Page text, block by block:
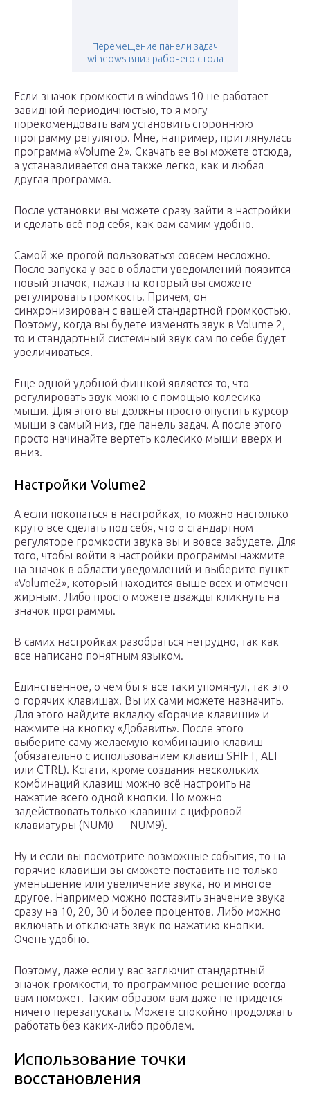
Перемещение панели задач
windows вниз рабочего стола
Если значок громкости в windows 10 не работает
завидной периодичностью, то я могу
порекомендовать вам установить стороннюю
программу регулятор. Мне, например, приглянулась
программа «Volume 2». Скачать ее вы можете отсюда,
а устанавливается она также легко, как и любая
другая программа.
После установки вы можете сразу зайти в настройки
и сделать всё под себя, как вам самим удобно.
Самой же прогой пользоваться совсем несложно.
После запуска у вас в области уведомлений появится
новый значок, нажав на который вы сможете
регулировать громкость. Причем, он
синхронизирован с вашей стандартной громкостью.
Поэтому, когда вы будете изменять звук в Volume 2,
то и стандартный системный звук сам по себе будет
увеличиваться.
Еще одной удобной фишкой является то, что
регулировать звук можно с помощью колесика
мыши. Для этого вы должны просто опустить курсор
мыши в самый низ, где панель задач. А после этого
просто начинайте вертеть колесико мыши вверх и
вниз.
Настройки Volume2
А если покопаться в настройках, то можно настолько
круто все сделать под себя, что о стандартном
регуляторе громкости звука вы и вовсе забудете. Для
того, чтобы войти в настройки программы нажмите
на значок в области уведомлений и выберите пункт
«Volume2», который находится выше всех и отмечен
жирным. Либо просто можете дважды кликнуть на
значок программы.
В самих настройках разобраться нетрудно, так как
все написано понятным языком.
Единственное, о чем бы я все таки упомянул, так это
о горячих клавишах. Вы их сами можете назначить.
Для этого найдите вкладку «Горячие клавиши» и
нажмите на кнопку «Добавить». После этого
выберите саму желаемую комбинацию клавиш
(обязательно с использованием клавиш SHIFT, ALT
или CTRL). Кстати, кроме создания нескольких
комбинаций клавиш можно всё настроить на
нажатие всего одной кнопки. Но можно
задействовать только клавиши с цифровой
клавиатуры (NUM0 — NUM9).
Ну и если вы посмотрите возможные события, то на
горячие клавиши вы сможете поставить не только
уменьшение или увеличение звука, но и многое
другое. Например можно поставить значение звука
сразу на 10, 20, 30 и более процентов. Либо можно
включать и отключать звук по нажатию кнопки.
Очень удобно.
Поэтому, даже если у вас заглючит стандартный
значок громкости, то программное решение всегда
вам поможет. Таким образом вам даже не придется
ничего перезапускать. Можете спокойно продолжать
работать без каких-либо проблем.
Использование точки
восстановления